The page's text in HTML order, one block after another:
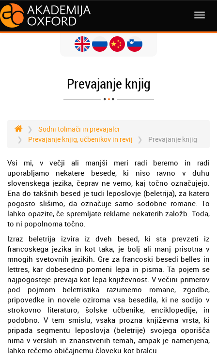
MENI
Prevajanje knjig
Sodni tolmači in prevajalci
Prevajanje knjig, učbenikov in revij
Prevajanje knjig
Vsi mi, v večji ali manjši meri radi beremo in radi
uporabljamo nekatere besede, ki niso ravno v duhu
slovenskega jezika, čeprav ne vemo, kaj točno označujejo.
Ena do takšnih besed je tudi leposlovje (beletrija), za katero
pogosto slišimo, da označuje samo sodobne romane. To
lahko opazite, če spremljate reklame nekaterih založb. Toda,
to ni popolnoma točno.
Izraz beletrija izvira iz dveh besed, ki sta prevzeti iz
francoskega jezika in kot taka, je bolj ali manj prisotna v
mnogih svetovnih jezikih. Gre za francoski besedi belles in
lettres, kar dobesedno pomeni lepa in pisma. Ta pojem se
najpogosteje prevaja kot lepa književnost. V večini primerov
pod pojmom beletristika razumemo romane, zgodbe,
pripovedke in novele oziroma vsa besedila, ki ne sodijo v
strokovno literaturo, šolske učbenike, enciklopedije, in
podobno. V tem smislu, vsaka prozna književna vrsta, ki
pripada segmentu leposlovja (beletrije) svojega oporišča
nima v verskih in znanstvenih temah, ampak je namenjena,
lahko rečemo običajnemu človeku kot bralcu.